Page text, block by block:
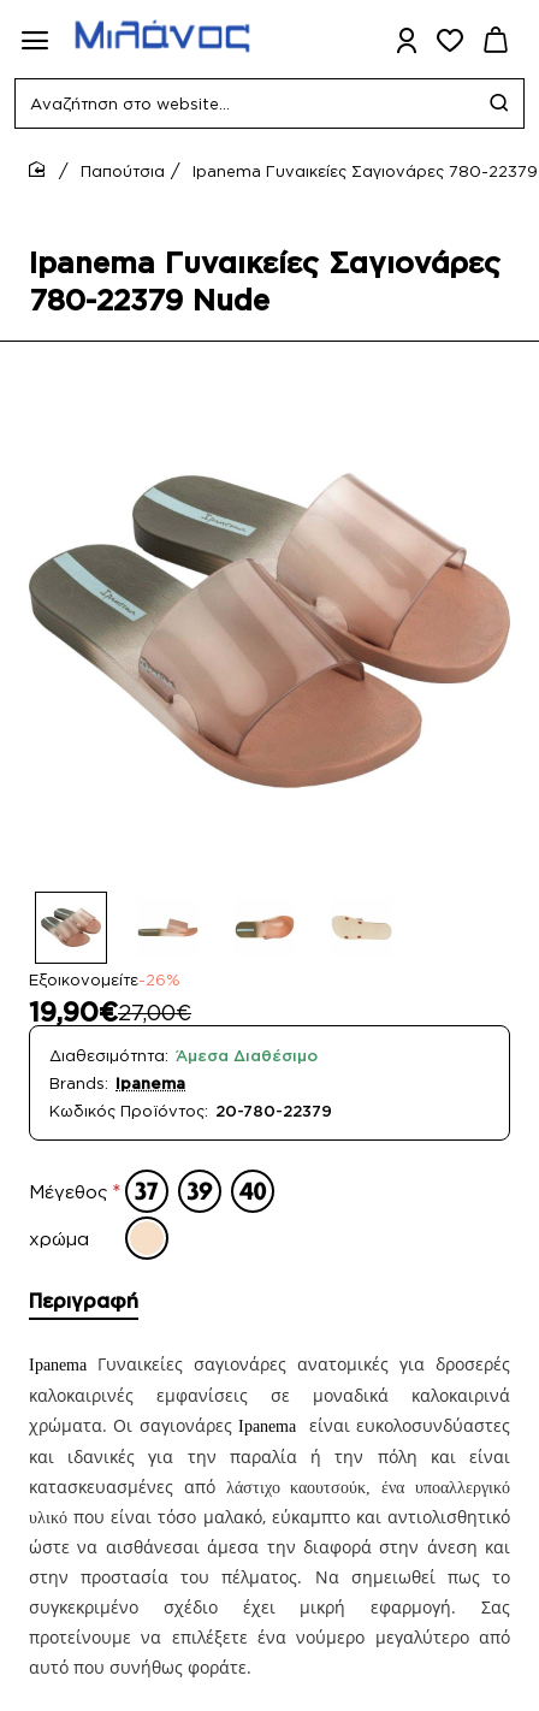
Αναζήτηση
website...
Ipanema Γυναικείες Σαγιονάρες
780-22379 Nude
Παπούτσια Ipanema Γυναικείες Σαγιονάρες 780-
Εξοικονομείτε-26%
19,90€27,00€
Διαθεσιμότητα: Άμεσα Διαθέσιμο
Brands: Ipanema
Κωδικός Προϊόντος: 20-780-22379
Μέγεθος
χρώμα
Περιγραφή
Ipanema
Γυναικείες σαγιονάρες ανατομικές για δροσερές
καλοκαιρινές εμφανίσεις σε μοναδικά καλοκαιρινά
χρώματα. Οι σαγιονάρες Ipanema
είναι ευκολοσυνδύαστες
και ιδανικές για την παραλία ή την πόλη και είναι
κατασκευασμένες απόλάστιχο καουτσούκ, ένα υποαλλεργικό
υλικόπου είναι τόσο μαλακό, εύκαμπτο και αντιολισθητικό
ώστε να αισθάνεσαι άμεσα την διαφορά στην άνεση και
στην προστασία του πέλματος. Να σημειωθεί πως το
συγκεκριμένο σχέδιο έχει μικρή εφαρμογή. Σας
προτείνουμε να επιλέξετε ένα νούμερο μεγαλύτερο από
αυτό που συνήθως φοράτε.